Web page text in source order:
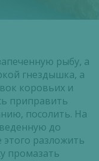
рыбу, а
гнездышка, а
коровьих и
приправить
посолить. На
до
этого разложить
промазать